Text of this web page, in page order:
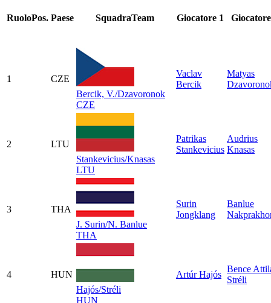
RuoloPos. Paese SquadraTeam Giocatore 1
1
CZE
Bercik, V./Dzavoronok
CZE
Vaclav
Bercik
Matyas
2
LTU
Stankevicius/Knasas
LTU
Patrikas
Stankevicius
Audrius
Knasas
3
THA
J. Surin/N. Banlue
THA
Surin
Jongklang
Banlue
4
HUN
Hajós/Stréli
HUN
Artúr Hajós
Bence
Stréli